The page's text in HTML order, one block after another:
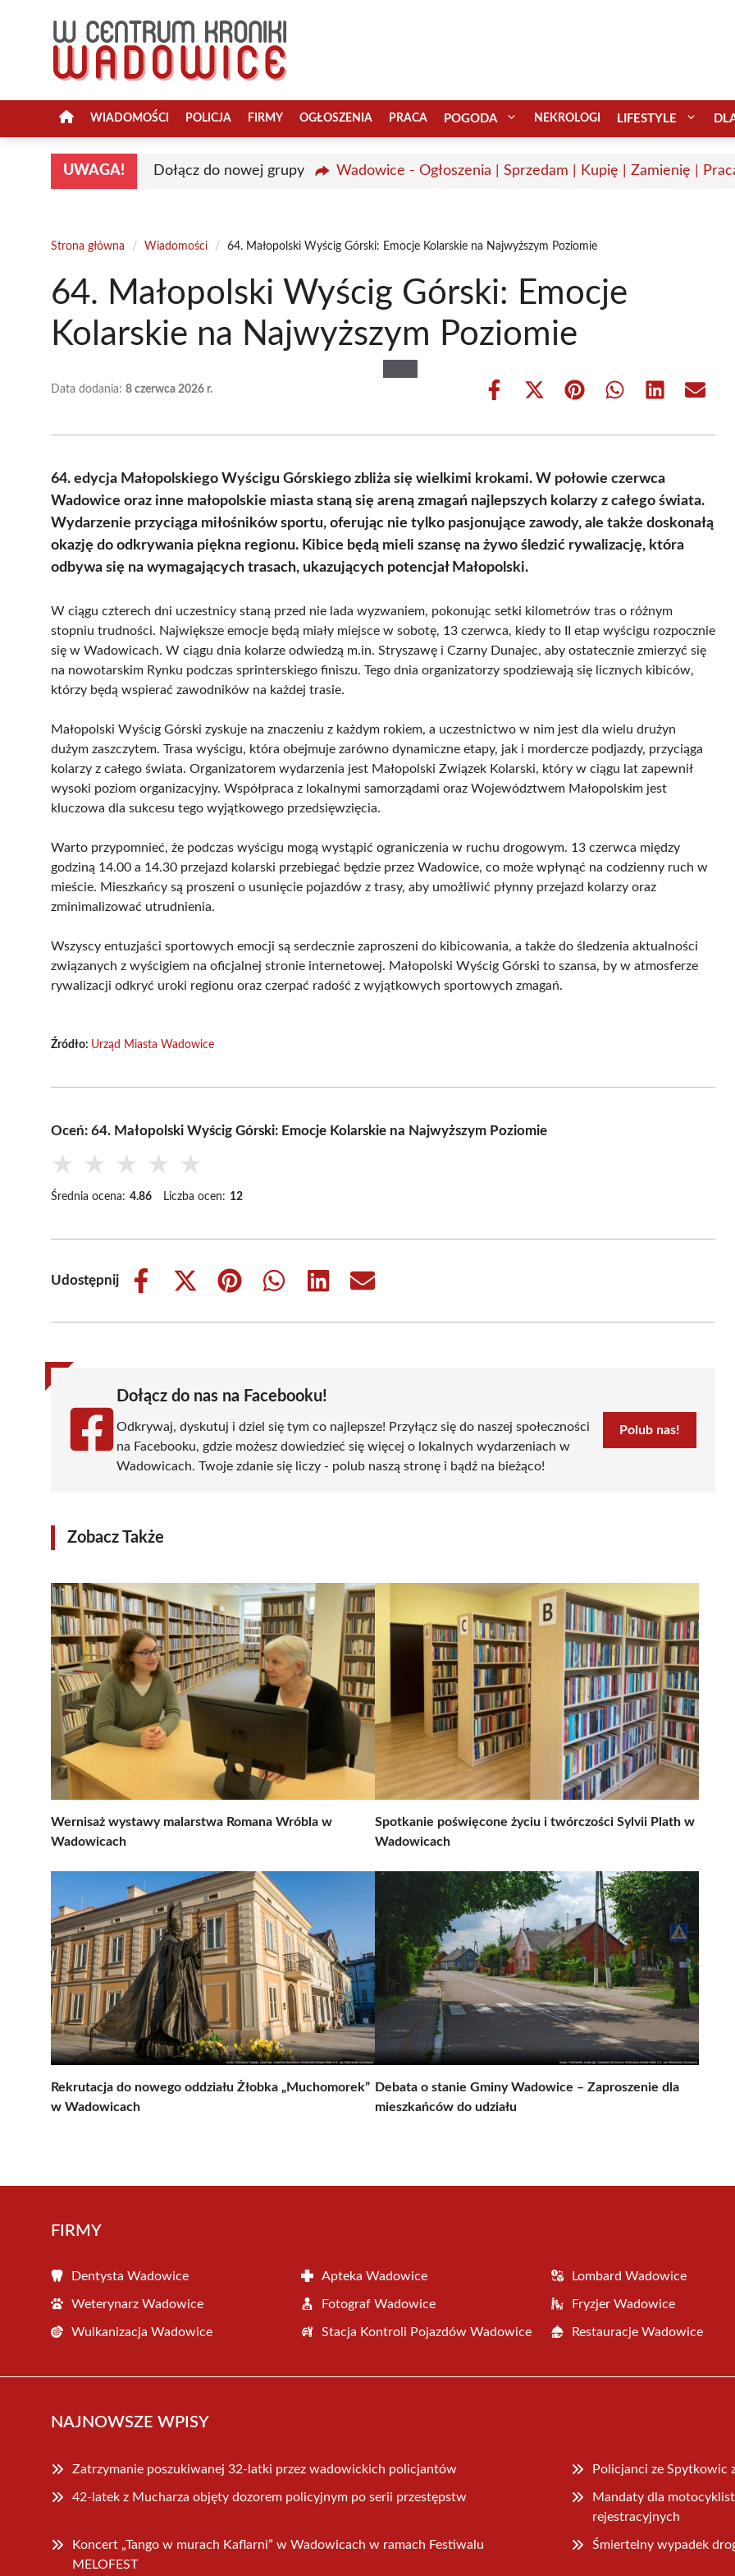
WIADOMOŚCI POLICJA FIRMY OGŁOSZENIA PRACA POGODA NEKROLOGI LIFESTYLE
UWAGA! Dołącz do nowej grupy Wadowice - Ogłoszenia | Sprzedam | Kupię | Zamienię |
Strona główna / Wiadomości / 64. Małopolski Wyścig Górski: Emocje Kolarskie na Najwyższym Poziomie
64. Małopolski Wyścig Górski: Emocje
Kolarskie na Najwyższym Poziomie
Data dodania: 8 czerwca 2026 r.
Share
Share
(Twitter)
Share Share Share Share
64. edycja Małopolskiego Wyścigu Górskiego zbliża się wielkimi krokami. W połowie czerwca
Wadowice oraz inne małopolskie miasta staną się areną zmagań najlepszych kolarzy z całego świata.
Wydarzenie przyciąga miłośników sportu, oferując nie tylko pasjonujące zawody, ale także doskonałą
okazję do odkrywania piękna regionu. Kibice będą mieli szansę na żywo śledzić rywalizację, która
odbywa się na wymagających trasach, ukazujących potencjał Małopolski.
W ciągu czterech dni uczestnicy staną przed nie lada wyzwaniem, pokonując setki kilometrów tras o różnym
stopniu trudności. Największe emocje będą miały miejsce w sobotę, 13 czerwca, kiedy to II etap wyścigu rozpocznie
się w Wadowicach. W ciągu dnia kolarze odwiedzą m.in. Stryszawę i Czarny Dunajec, aby ostatecznie zmierzyć się
na nowotarskim Rynku podczas sprinterskiego finiszu. Tego dnia organizatorzy spodziewają się licznych kibiców,
którzy będą wspierać zawodników na każdej trasie.
Małopolski Wyścig Górski zyskuje na znaczeniu z każdym rokiem, a uczestnictwo w nim jest dla wielu drużyn
dużym zaszczytem. Trasa wyścigu, która obejmuje zarówno dynamiczne etapy, jak i mordercze podjazdy, przyciąga
kolarzy z całego świata. Organizatorem wydarzenia jest Małopolski Związek Kolarski, który w ciągu lat zapewnił
wysoki poziom organizacyjny. Współpraca z lokalnymi samorządami oraz Województwem Małopolskim jest
kluczowa dla sukcesu tego wyjątkowego przedsięwzięcia.
Warto przypomnieć, że podczas wyścigu mogą wystąpić ograniczenia w ruchu drogowym. 13 czerwca między
godziną 14.00 a 14.30 przejazd kolarski przebiegać będzie przez Wadowice, co może wpłynąć na codzienny ruch w
mieście. Mieszkańcy są proszeni o usunięcie pojazdów z trasy, aby umożliwić płynny przejazd kolarzy oraz
zminimalizować utrudnienia.
Wszyscy entuzjaści sportowych emocji są serdecznie zaproszeni do kibicowania, a także do śledzenia aktualności
związanych z wyścigiem na oficjalnej stronie internetowej. Małopolski Wyścig Górski to szansa, by w atmosferze
rywalizacji odkryć uroki regionu oraz czerpać radość z wyjątkowych sportowych zmagań.
Źródło: Urząd Miasta Wadowice
Oceń: 64. Małopolski Wyścig Górski: Emocje Kolarskie na Najwyższym Poziomie
★ ★ ★ ★ ★
Średnia ocena: 4.86 Liczba ocen: 12
Udostępnij
Share
Share
(Twitter)
Share
Share
Share
Share
Dołącz do nas na Facebooku!
Odkrywaj, dyskutuj i dziel się tym co najlepsze! Przyłącz się do naszej społeczności
na Facebooku, gdzie możesz dowiedzieć się więcej o lokalnych wydarzeniach w
Wadowicach. Twoje zdanie się liczy - polub naszą stronę i bądź na bieżąco!
Polub nas!
Zobacz Także
Wernisaż wystawy malarstwa Romana Wróbla w
Wadowicach
Spotkanie poświęcone życiu i twórczości Sylvii Plath w
Wadowicach
Rekrutacja do nowego oddziału Żłobka „Muchomorek”
w Wadowicach
Debata o stanie Gminy Wadowice – Zaproszenie dla
mieszkańców do udziału
FIRMY
Dentysta Wadowice Apteka Wadowice Lombard Wadowice
Weterynarz Wadowice Fotograf Wadowice Fryzjer Wadowice
Wulkanizacja Wadowice Stacja Kontroli Pojazdów Wadowice Restauracje Wadowice
NAJNOWSZE WPISY
Zatrzymanie poszukiwanej 32-latki przez wadowickich policjantów Policjanci ze Spytkowic
42-latek z Mucharza objęty dozorem policyjnym po serii przestępstw
Mandaty dla
rejestracyjnych
Koncert „Tango w murach Kaflarni” w Wadowicach w ramach Festiwalu
MELOFEST
Śmiertelny wypadek